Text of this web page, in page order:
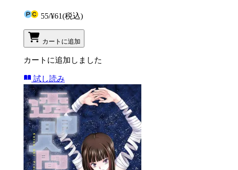
55/¥61(税込)
カートに追加
カートに追加しました
試し読み